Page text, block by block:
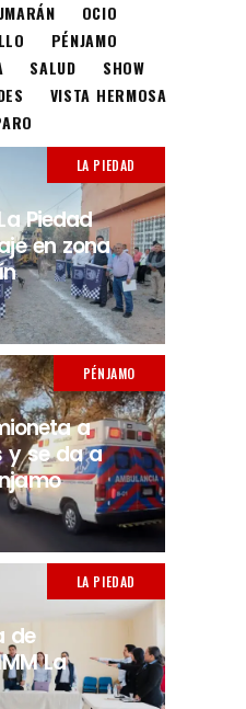
OCIO
PÉNJAMO
SALUD
SHOW
VISTA HERMOSA
LA PIEDAD
Piedad
en zona
PÉNJAMO
a
y se da a
LA PIEDAD
de
La